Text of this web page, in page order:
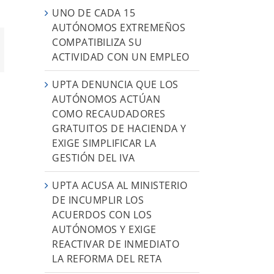
UNO DE CADA 15
AUTÓNOMOS EXTREMEÑOS
COMPATIBILIZA SU
ACTIVIDAD CON UN EMPLEO
UPTA DENUNCIA QUE LOS
AUTÓNOMOS ACTÚAN
COMO RECAUDADORES
GRATUITOS DE HACIENDA Y
EXIGE SIMPLIFICAR LA
GESTIÓN DEL IVA
UPTA ACUSA AL MINISTERIO
DE INCUMPLIR LOS
ACUERDOS CON LOS
AUTÓNOMOS Y EXIGE
REACTIVAR DE INMEDIATO
LA REFORMA DEL RETA